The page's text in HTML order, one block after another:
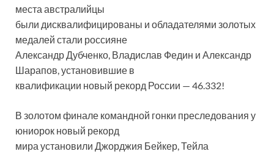
места австралийцы
были дисквалифицированы и обладателями золотых
медалей стали россияне
Александр Дубченко, Владислав Федин и Александр
Шарапов, установившие в
квалификации новый рекорд России — 46.332!
В золотом финале командной гонки преследования у
юниорок новый рекорд
мира установили Джорджия Бейкер, Тейла